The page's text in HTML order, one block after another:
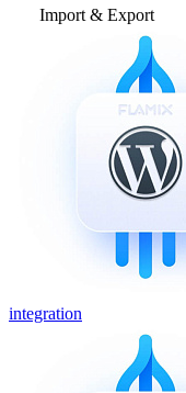
Import & Export
integration